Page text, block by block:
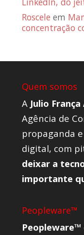
Roscele em
concentração
Quem somos
A Julio
Agência de
propaganda
digital, com
deixar a
importante
Peopleware™
Peopleware™